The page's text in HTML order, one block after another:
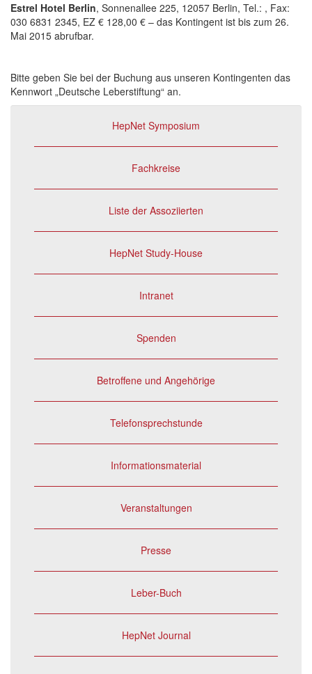
Estrel Hotel Berlin, Sonnenallee 225, 12057 Berlin, Tel.: , Fax:
030 6831 2345, EZ € 128,00 € – das Kontingent ist bis zum 26.
Mai 2015 abrufbar.
Bitte geben Sie bei der Buchung aus unseren Kontingenten das
Kennwort „Deutsche Leberstiftung“ an.
HepNet Symposium
Fachkreise
Liste der Assoziierten
HepNet Study-House
Intranet
Spenden
Betroffene und Angehörige
Telefonsprechstunde
Informationsmaterial
Veranstaltungen
Presse
Leber-Buch
HepNet Journal